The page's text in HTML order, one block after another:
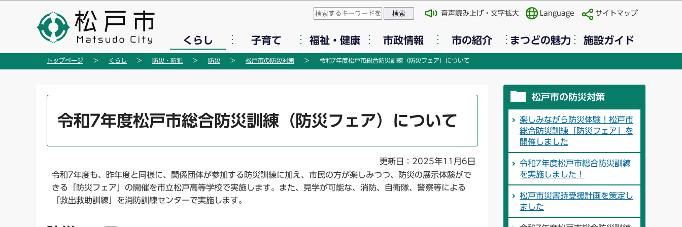
の
このページの本文へ移動
音声読み上げ・文字拡大 Language サイトマップ
くらし 子育て 福祉・健康 市政情報 市の紹介 まつどの魅力 施設ガイド
トップページ くらし 防災・防犯 防災 松戸市の防災対策 令和7年度松戸市総合防災訓練（防災フェア）について
令和7年度松戸市総合防災訓練（防災フェア）について
更新日：2025年11月6日
令和7年度も、昨年度と同様に、関係団体が参加する防災訓練に加え、市民の方が楽しみつつ、防災の展示体験がで
きる「防災フェア」の開催を市立松戸高等学校で実施します。また、見学が可能な、消防、自衛隊、警察等による
「救出救助訓練」を消防訓練センターで実施します。
松戸市の防災対策
楽しみながら防災体験！松戸市
総合防災訓練「防災フェア」を
開催しました
令和7年度松戸市総合防災訓練
を実施しました！
松戸市災害時受援計画を策定し
ました